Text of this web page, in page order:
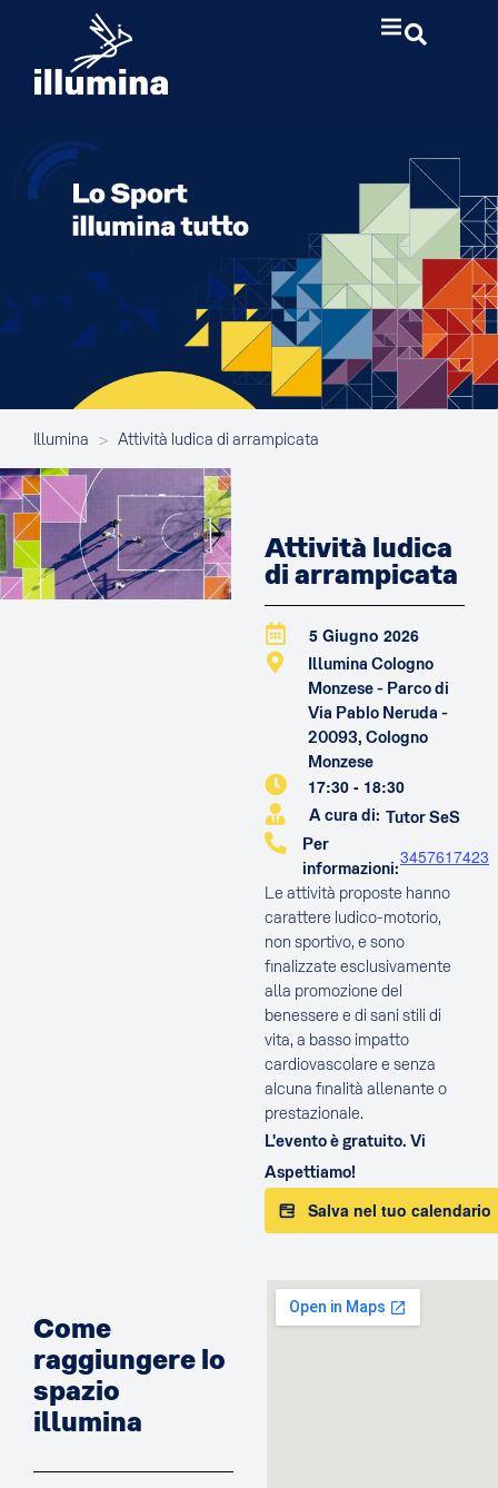
Illumina > Attività ludica di arrampicata
Attività ludica
di arrampicata
5 Giugno 2026
Illumina Cologno
Monzese - Parco di
Via Pablo Neruda -
20093, Cologno
Monzese
17:30 - 18:30
A cura di: Tutor SeS
Per
informazioni:
3457617423
Le attività proposte hanno
carattere ludico-motorio,
non sportivo, e sono
finalizzate esclusivamente
alla promozione del
benessere e di sani stili di
vita, a basso impatto
cardiovascolare e senza
alcuna finalità allenante o
prestazionale.
L'evento è gratuito. Vi
Aspettiamo!
Salva nel tuo calendario
Come
raggiungere lo
spazio
illumina